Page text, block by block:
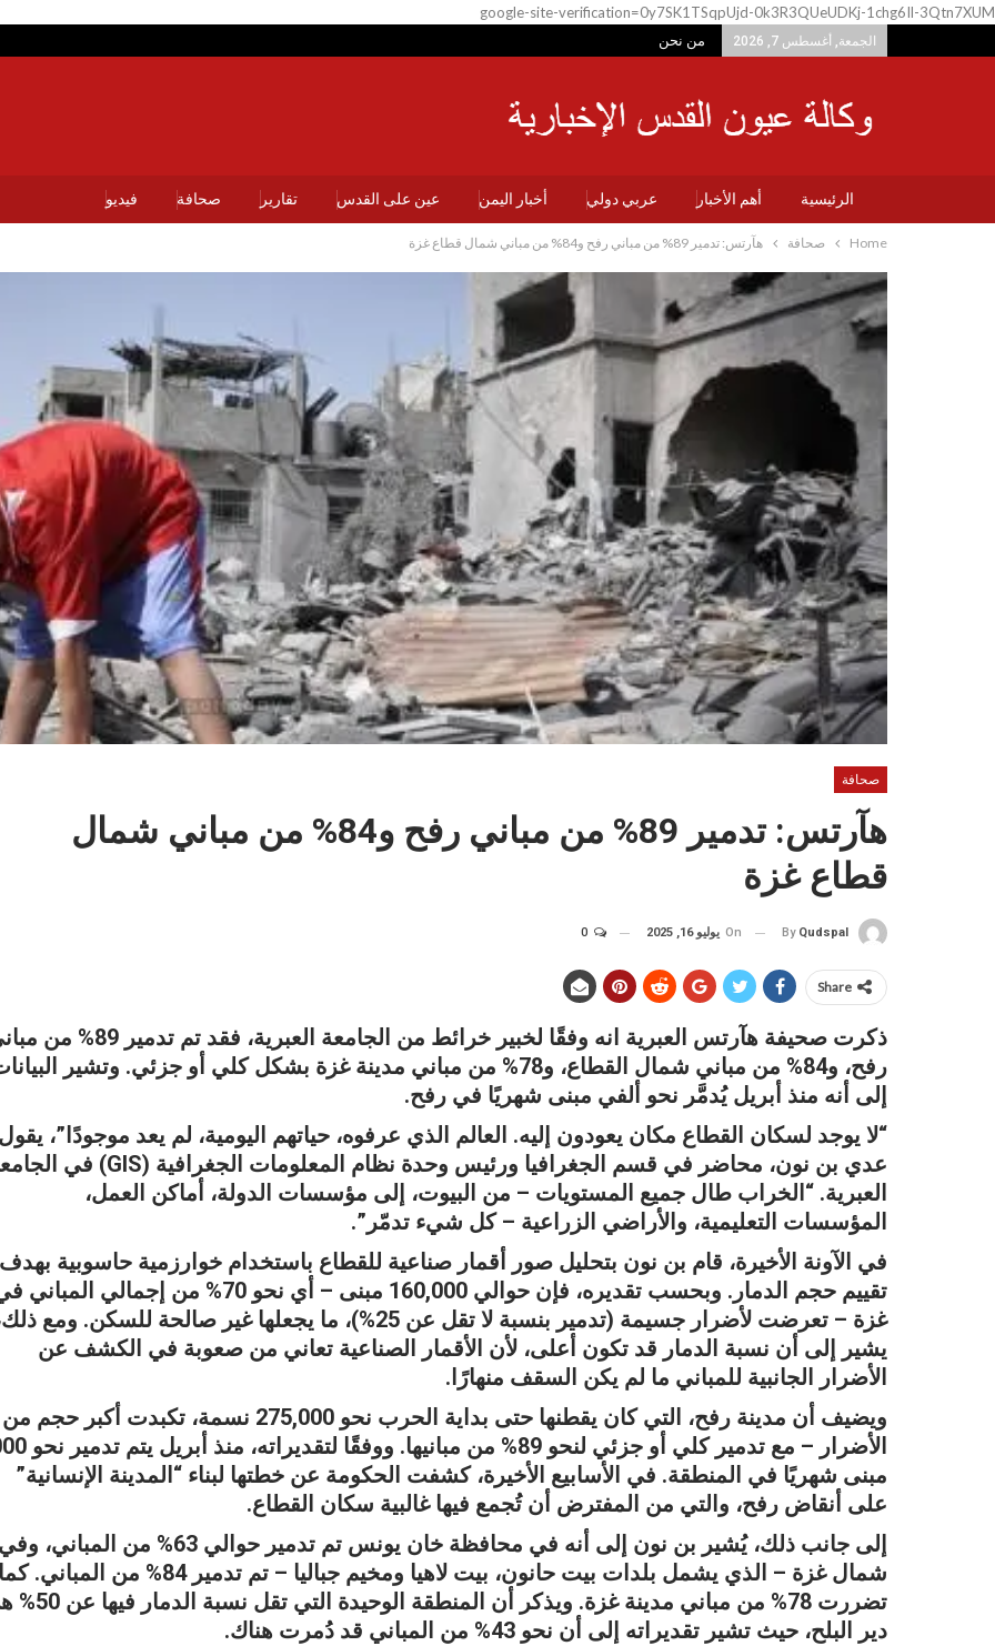
google-site-verification=0y7SK1TSqpUjd-0k3R3QUeUDKj-1chg6Il-3Qtn7XUM
الجمعة, أغسطس 7, 2026 من نحن
الرئيسية أهم الأخبار عربي دولي أخبار اليمن عين على القدس تقارير صحافة فيديو
Home صحافة هآرتس: تدمير 89% من مباني رفح و84% من مباني شمال قطاع غزة
صحافة
هآرتس: تدمير 89% من مباني رفح و84% من مباني شمال
قطاع غزة
By Qudspal
On يوليو 16, 2025
Share
ذكرت صحيفة هآرتس العبرية انه وفقًا لخبير خرائط من الجامعة العبرية، فقد تم
رفح، و84% من مباني شمال القطاع، و78% من مباني مدينة غزة بشكل كلي أو جزئي. وتشير
إلى أنه منذ أبريل يُدمَّر نحو ألفي مبنى شهريًا في رفح.
“لا يوجد لسكان القطاع مكان يعودون إليه. العالم الذي عرفوه، حياتهم اليومية، لم يعد موجودًا”،
عدي بن نون، محاضر في قسم الجغرافيا ورئيس وحدة نظام المعلومات الجغرافية (GIS) في
العبرية. “الخراب طال جميع المستويات – من البيوت، إلى مؤسسات الدولة، أماكن العمل،
المؤسسات التعليمية، والأراضي الزراعية – كل شيء تدمّر”.
في الآونة الأخيرة، قام بن نون بتحليل صور أقمار صناعية للقطاع باستخدام خوارزمية حاسوبية بهدف
تقييم حجم الدمار. وبحسب تقديره، فإن حوالي 160,000 مبنى – أي نحو 70% من إجمالي
غزة – تعرضت لأضرار جسيمة (تدمير بنسبة لا تقل عن 25%)، ما يجعلها غير صالحة للسكن. ومع
يشير إلى أن نسبة الدمار قد تكون أعلى، لأن الأقمار الصناعية تعاني من صعوبة في الكشف عن
الأضرار الجانبية للمباني ما لم يكن السقف منهارًا.
ويضيف أن مدينة رفح، التي كان يقطنها حتى بداية الحرب نحو 275,000 نسمة، تكبدت أكبر حجم من
الأضرار – مع تدمير كلي أو جزئي لنحو 89% من
مبنى شهريًا في المنطقة. في الأسابيع الأخيرة، كشفت الحكومة عن خطتها لبناء “المدينة الإنسانية”
على أنقاض رفح، والتي من المفترض أن تُجمع فيها غالبية سكان القطاع.
إلى جانب ذلك، يُشير بن نون إلى أنه في محافظة خان يونس تم تدمير حوالي 63% من المباني،
شمال غزة – الذي يشمل بلدات بيت حانون، بيت لاهيا ومخيم جباليا – تم تدمير 84% من المباني.
تضررت 78% من مباني مدينة غزة. ويذكر أن المنطقة
دير البلح، حيث تشير تقديراته إلى أن نحو 43% من المباني قد دُمرت هناك.